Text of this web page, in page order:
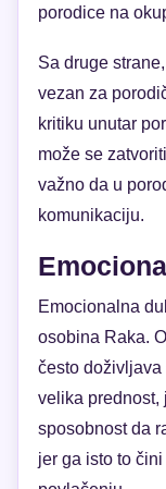
porodice na
Sa druge
vezan za
kritiku unutar
može se
važno da u
komunikaciju.
Emocionalna
osobina Raka.
često doživljava
velika prednost,
sposobnost da
jer ga isto to